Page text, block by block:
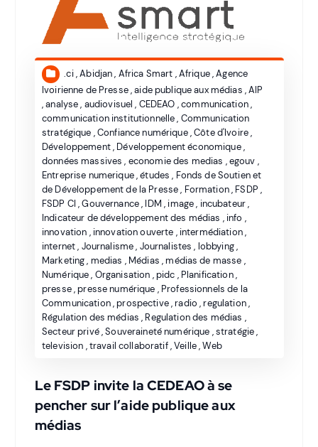
.ci,Abidjan, Africa Smart ,Afrique,Agence
Ivoirienne de Presse,aide publique aux médias ,AIP
,analyse, audiovisuel , CEDEAO ,communication,
communication institutionnelle, Communication
stratégique ,Confiance numérique,Côte d'Ivoire,
Développement, Développement économique,
données massives , economie des medias ,egouv ,
Entreprise numerique,études , Fonds de Soutien et
de Développement de la Presse, Formation, FSDP ,
FSDP CI ,Gouvernance, IDM , image, incubateur,
Indicateur de développement des médias , info ,
innovation , innovation ouverte , intermédiation,
internet, Journalisme, Journalistes , lobbying,
Marketing, medias , Médias ,médias de masse ,
Numérique, Organisation ,pidc , Planification,
presse,presse numérique , Professionnels de la
Communication,prospective,radio ,regulation,
Régulation des médias , Regulation des médias ,
Secteur privé,Souveraineté numérique ,stratégie,
television ,travail collaboratif,Veille,Web
Le FSDP invite la CEDEAO à se
pencher sur l’aide publique aux
médias